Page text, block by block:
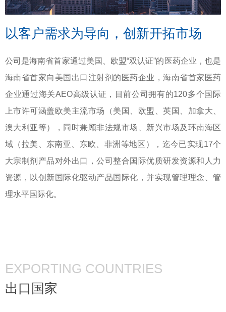
以客户需求为导向，创新开拓市场
公司是海南省首家通过美国、欧盟“双认证”的医药企业，也是
海南省首家向美国出口注射剂的医药企业，海南省首家医药
企业通过海关AEO高级认证，目前公司拥有的120多个国际
上市许可涵盖欧美主流市场（美国、欧盟、英国、加拿大、
澳大利亚等），同时兼顾非法规市场、新兴市场及环南海区
域（拉美、东南亚、东欧、非洲等地区），迄今已实现17个
大宗制剂产品对外出口，公司整合国际优质研发资源和人力
资源，以创新国际化驱动产品国际化，并实现管理理念、管
理水平国际化。
EXPORTING COUNTRIES
出口国家